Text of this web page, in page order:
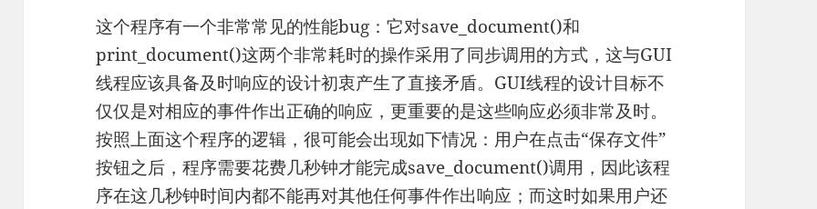
这个程序有一个非常常见的性能bug：它对save_document()和
print_document()这两个非常耗时的操作采用了同步调用的方式，这与GUI
线程应该具备及时响应的设计初衷产生了直接矛盾。GUI线程的设计目标不
仅仅是对相应的事件作出正确的响应，更重要的是这些响应必须非常及时。
按照上面这个程序的逻辑，很可能会出现如下情况：用户在点击“保存文件”
按钮之后，程序需要花费几秒钟才能完成save_document()调用，因此该程
序在这几秒钟时间内都不能再对其他任何事件作出响应；而这时如果用户还